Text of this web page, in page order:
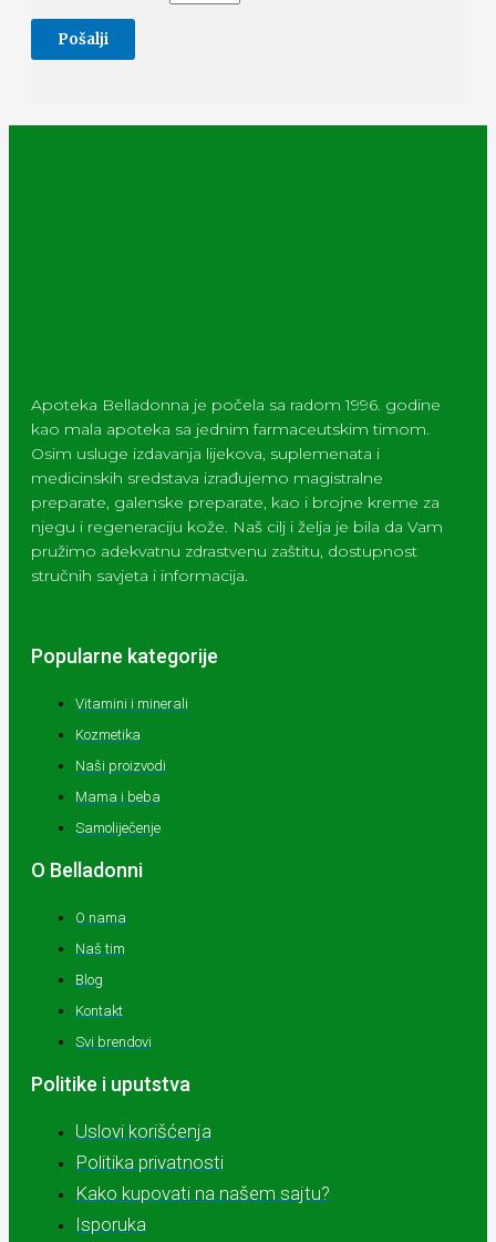
Apoteka Belladonna je počela sa radom 1996. godine
kao mala apoteka sa jednim farmaceutskim timom.
Osim usluge izdavanja lijekova, suplemenata i
medicinskih sredstava izrađujemo magistralne
preparate, galenske preparate, kao i brojne kreme za
njegu i regeneraciju kože. Naš cilj i želja je bila da Vam
pružimo adekvatnu zdrastvenu zaštitu, dostupnost
stručnih savjeta i informacija.
Popularne kategorije
Vitamini i minerali
Kozmetika
Naši proizvodi
Mama i beba
Samoliječenje
O Belladonni
O nama
Naš tim
Blog
Kontakt
Svi brendovi
Politike i uputstva
Uslovi korišćenja
Politika privatnosti
Kako kupovati na našem sajtu?
Isporuka